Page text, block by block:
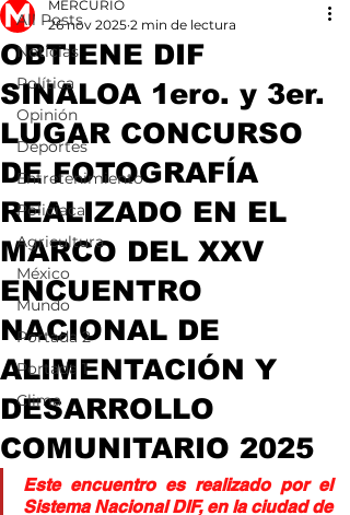
All Posts
Noticias
Política
Opinión
Deportes
Entretenimiento
Policiaca
Agricultura
México
Mundo
Portada 2
Portada 1
Clima
OBTIENE DIF
SINALOA 1ero. y 3er.
LUGAR CONCURSO
DE FOTOGRAFÍA
REALIZADO EN EL
MARCO DEL XXV
ENCUENTRO
NACIONAL DE
ALIMENTACIÓN Y
DESARROLLO
COMUNITARIO 2025
MERCURIO
26 nov 2025 2 min de lectura
Este encuentro es realizado por el
Sistema Nacional DIF, en la ciudad de